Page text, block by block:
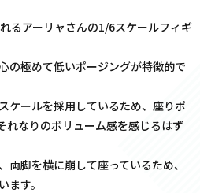
るアーリャさんの1/6スケールフィギ
の極めて低いポージングが特徴的で
ケールを採用しているため、座りポ
れなりのボリューム感を感じるはず
脚を横に崩して座っているため、
す。